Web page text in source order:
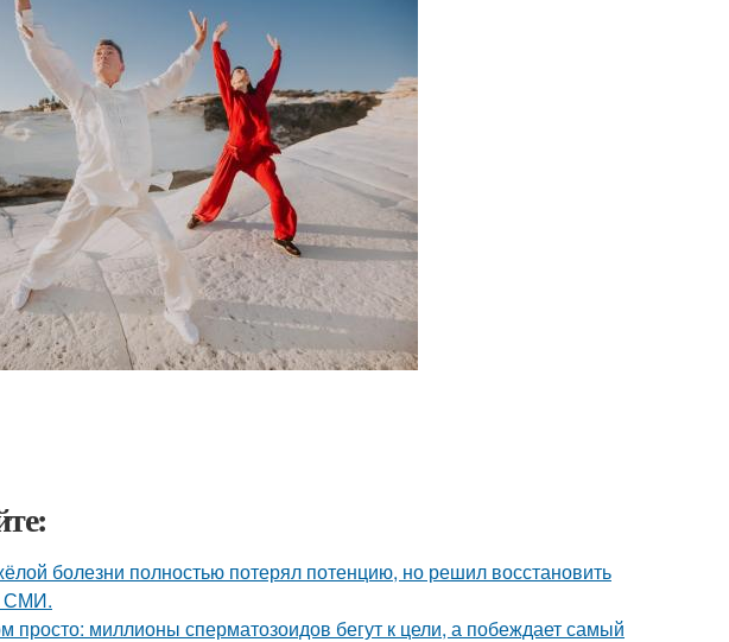
болезни полностью потерял потенцию, но решил восстановить
СМИ.
просто: миллионы сперматозоидов бегут к цели, а побеждает самый